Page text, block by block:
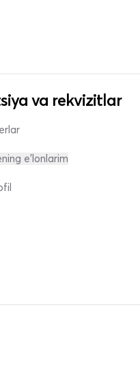
va rekvizitlar
e'lonlarim